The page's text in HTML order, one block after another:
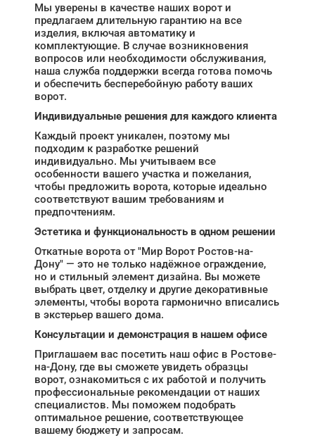
Мы уверены в качестве наших ворот и
предлагаем длительную гарантию на все
изделия, включая автоматику и
комплектующие. В случае возникновения
вопросов или необходимости обслуживания,
наша служба поддержки всегда готова помочь
и обеспечить бесперебойную работу ваших
ворот.
Индивидуальные решения для каждого клиента
Каждый проект уникален, поэтому мы
подходим к разработке решений
индивидуально. Мы учитываем все
особенности вашего участка и пожелания,
чтобы предложить ворота, которые идеально
соответствуют вашим требованиям и
предпочтениям.
Эстетика и функциональность в одном решении
Откатные ворота от "Мир Ворот Ростов-на-
Дону" — это не только надёжное ограждение,
но и стильный элемент дизайна. Вы можете
выбрать цвет, отделку и другие декоративные
элементы, чтобы ворота гармонично вписались
в экстерьер вашего дома.
Консультации и демонстрация в нашем офисе
Приглашаем вас посетить наш офис в Ростове-
на-Дону, где вы сможете увидеть образцы
ворот, ознакомиться с их работой и получить
профессиональные рекомендации от наших
специалистов. Мы поможем подобрать
оптимальное решение, соответствующее
вашему бюджету и запросам.